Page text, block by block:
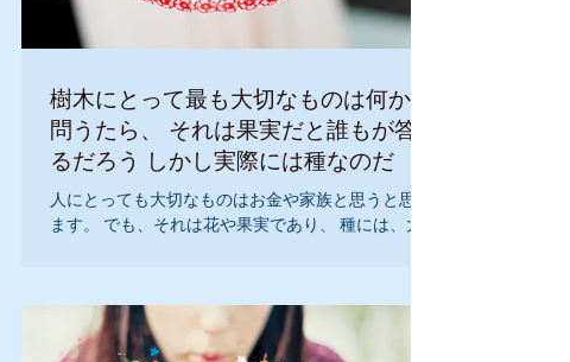
樹木にとって最も大切なものは何かと
問うたら、 それは果実だと誰もが答え
るだろう しかし実際には種なのだ
人にとっても大切なものはお金や家族と思うと思い
ます。 でも、それは花や果実であり、 種には、大切
ことができます。』 『私は、豊かに人生の目的を達
成することができます。』...